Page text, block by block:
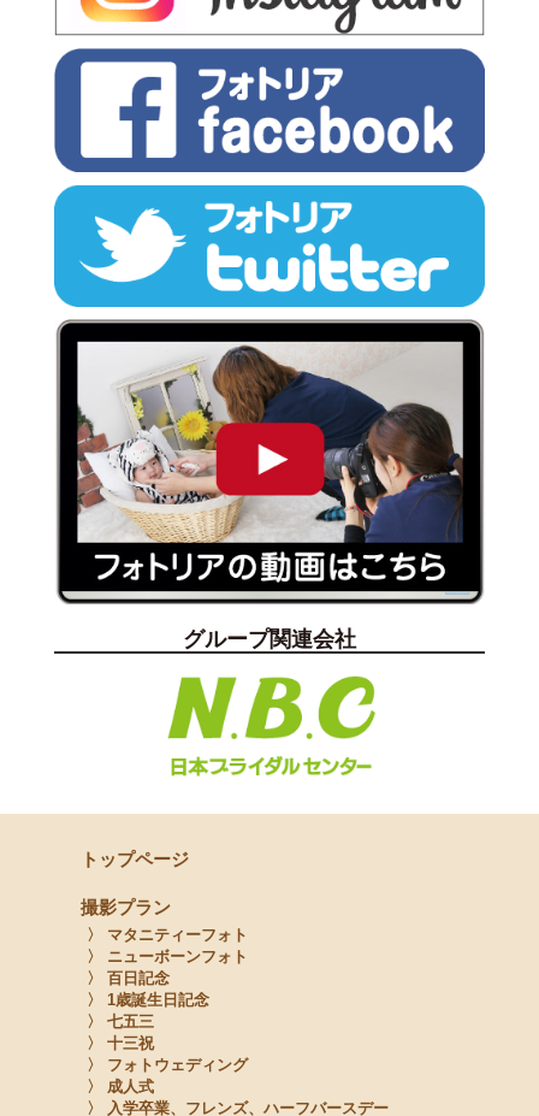
グループ関連会社
トップページ
撮影プラン
〉 マタニティーフォト
〉 ニューボーンフォト
〉 百日記念
〉 1歳誕生日記念
〉 七五三
〉 十三祝
〉 フォトウェディング
〉 成人式
〉 入学卒業、フレンズ、ハーフバースデー